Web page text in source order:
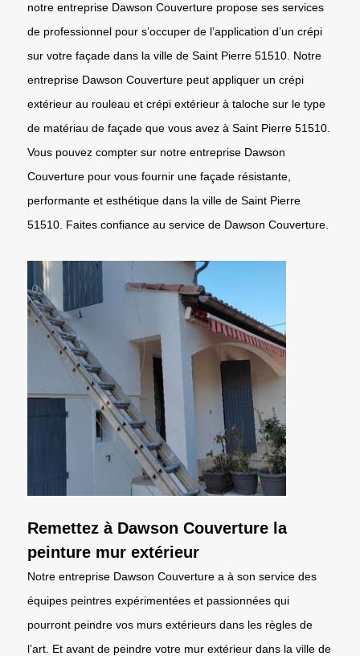
notre entreprise Dawson Couverture propose ses services
de professionnel pour s’occuper de l’application d’un crépi
sur votre façade dans la ville de Saint Pierre 51510. Notre
entreprise Dawson Couverture peut appliquer un crépi
extérieur au rouleau et crépi extérieur à taloche sur le type
de matériau de façade que vous avez à Saint Pierre 51510.
Vous pouvez compter sur notre entreprise Dawson
Couverture pour vous fournir une façade résistante,
performante et esthétique dans la ville de Saint Pierre
51510. Faites confiance au service de Dawson Couverture.
Remettez à Dawson Couverture la
peinture mur extérieur
Notre entreprise Dawson Couverture a à son service des
équipes peintres expérimentées et passionnées qui
pourront peindre vos murs extérieurs dans les règles de
l’art. Et avant de peindre votre mur extérieur dans la ville de